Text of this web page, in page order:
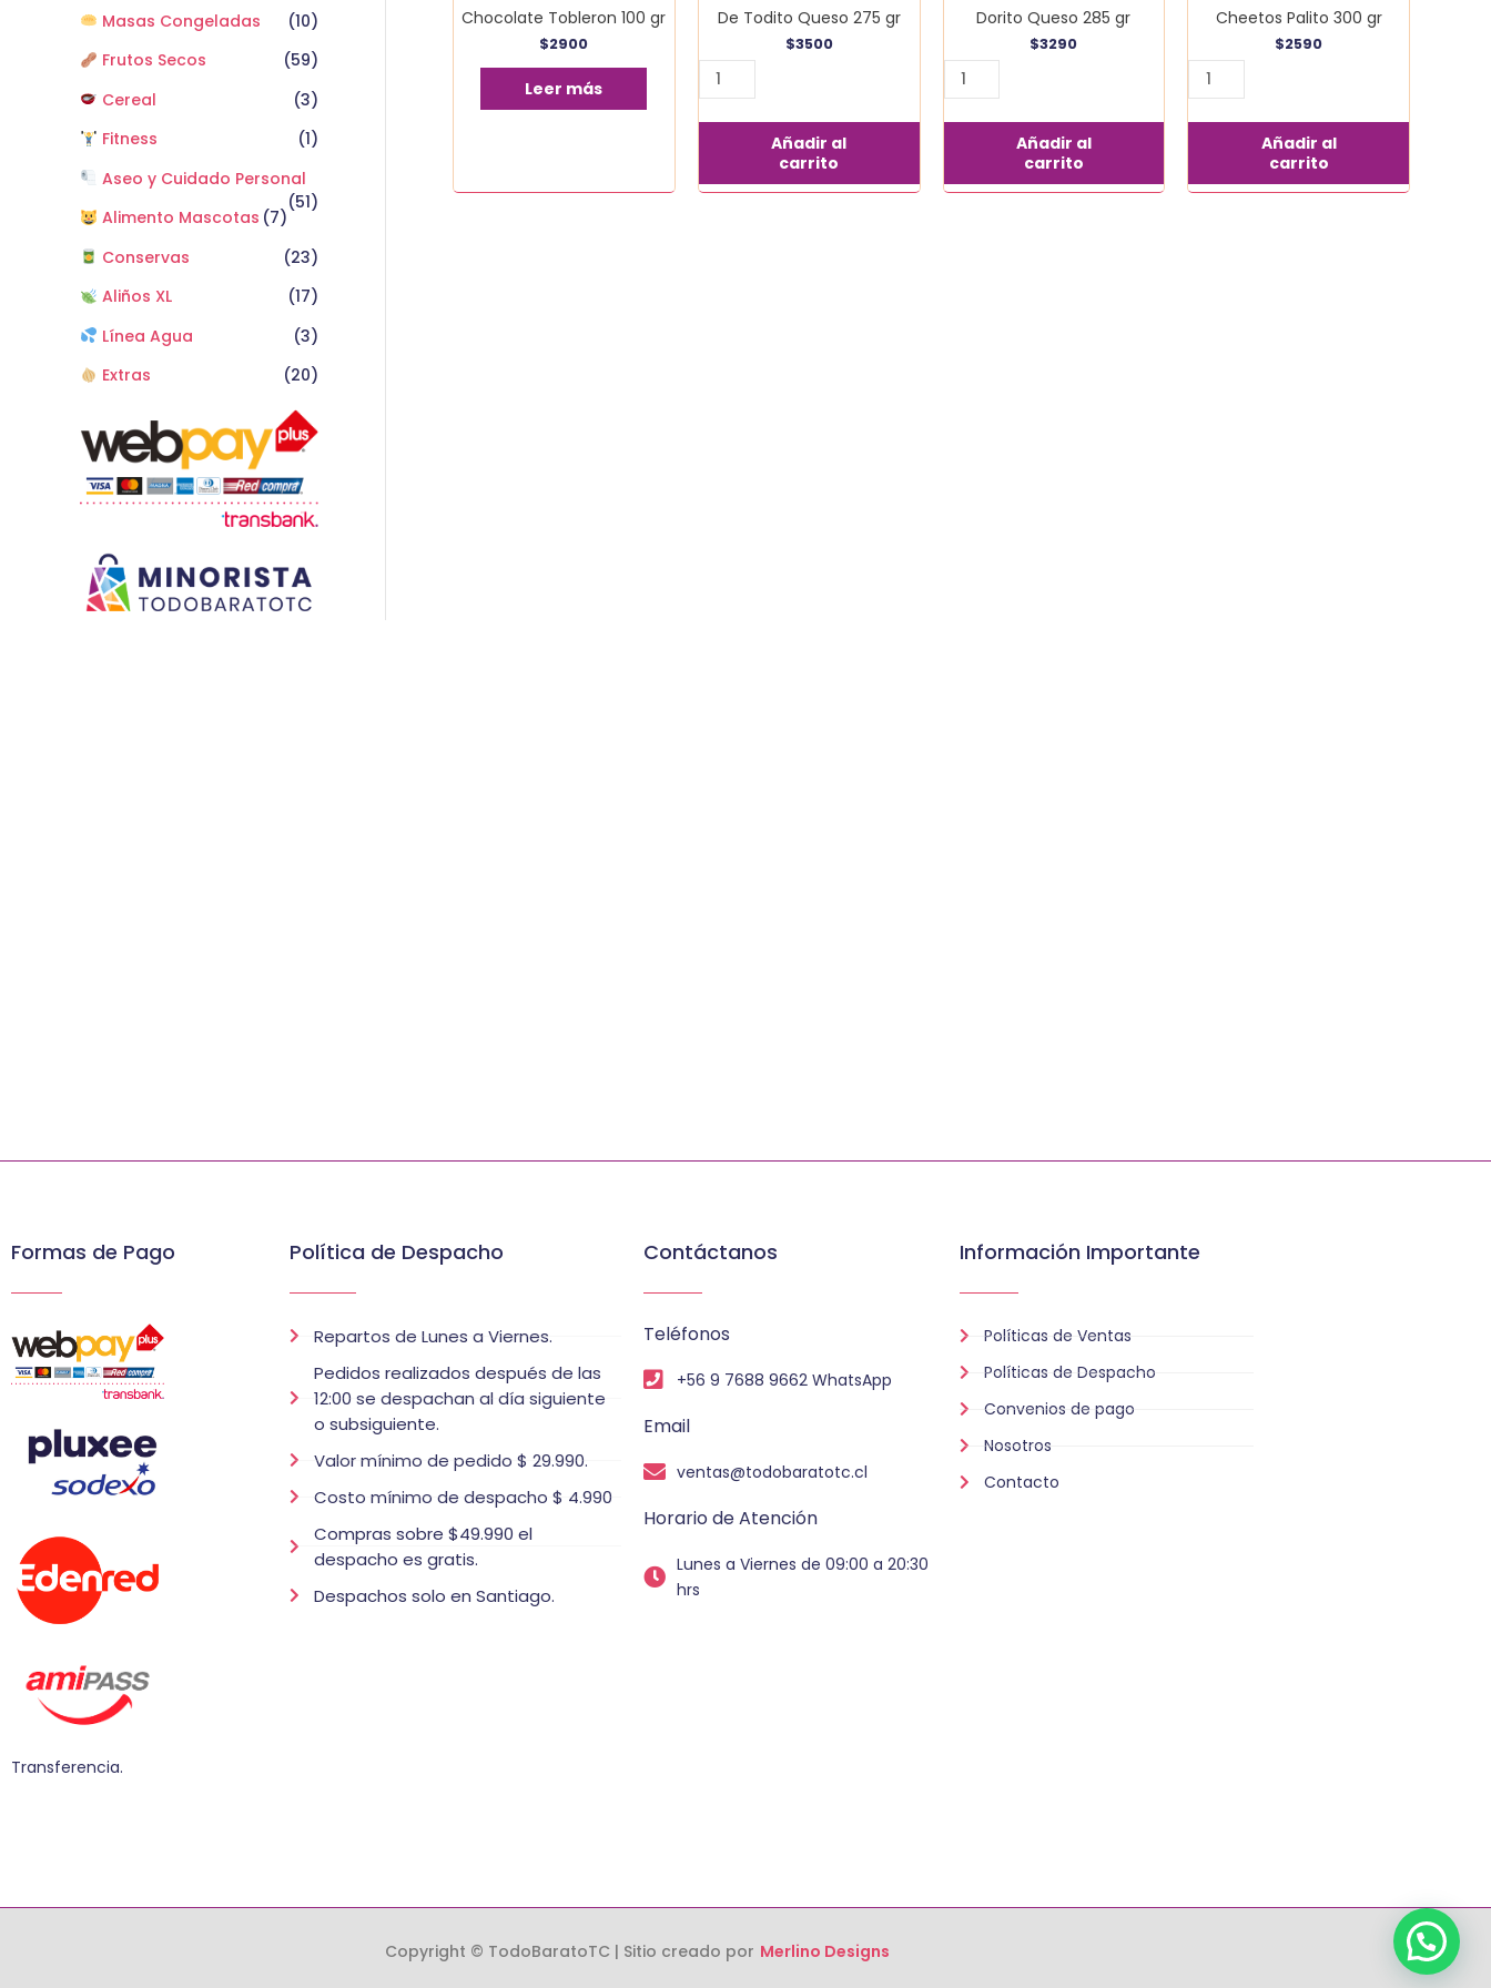
Masas Congeladas
(10)
Frutos Secos
(59)
Cereal
(3)
Fitness
(1)
Aseo y Cuidado Personal
(51)
Alimento Mascotas (7)
Conservas
(23)
Aliños XL
(17)
Línea Agua
(3)
Extras
(20)
Chocolate Tobleron 100 gr
$2900
Leer más
De Todito Queso 275 gr
$3500
Añadir al
carrito
Dorito Queso 285 gr
$3290
Añadir al
carrito
Cheetos Palito 300 gr
$2590
Añadir al
carrito
Formas de Pago
Transferencia.
Política de Despacho
Repartos de Lunes a Viernes.
Pedidos realizados después de las
12:00 se despachan al día siguiente
o subsiguiente.
Valor mínimo de pedido $ 29.990.
Costo mínimo de despacho $ 4.990
Compras sobre $49.990 el
despacho es gratis.
Despachos solo en Santiago.
Contáctanos
Teléfonos
+56 9 7688 9662 WhatsApp
Email
ventas@todobaratotc.cl
Horario de Atención
Lunes a Viernes de 09:00 a 20:30
hrs
Información Importante
Políticas de Ventas
Políticas de Despacho
Convenios de pago
Nosotros
Contacto
Copyright © TodoBaratoTC | Sitio creado por Merlino Designs